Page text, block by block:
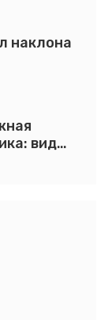
наклона
виды